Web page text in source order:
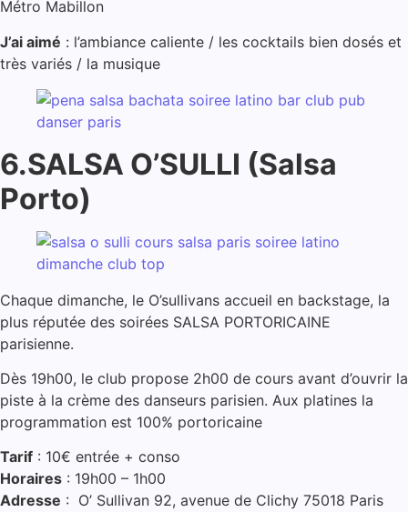
Métro Mabillon
J’ai aimé : l’ambiance caliente / les cocktails bien dosés et
très variés / la musique
6.SALSA O’SULLI (Salsa
Porto)
Chaque dimanche, le O’sullivans accueil en backstage, la
plus réputée des soirées SALSA PORTORICAINE
parisienne.
Dès 19h00, le club propose 2h00 de cours avant d’ouvrir la
piste à la crème des danseurs parisien. Aux platines la
programmation est 100% portoricaine
Tarif : 10€ entrée + conso
Horaires : 19h00 – 1h00
Adresse : O’ Sullivan 92, avenue de Clichy 75018 Paris